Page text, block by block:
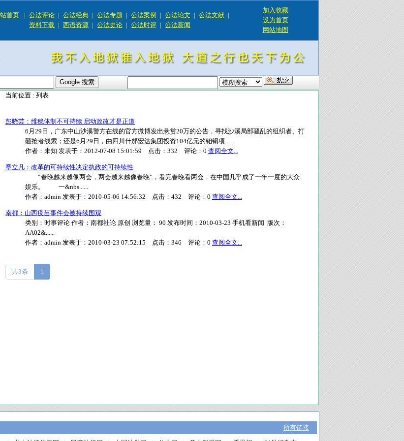
首页 | 公法评论 | 公法经典 | 公法专题 | 公法案例 | 公法论文 | 公法文献 |
资料下载 | 西语资源 | 公法史论 | 公法时评 | 公法新闻
加入收藏
设为首页
网站地图
当前位置 : 列表
彭晓芸：维稳体制不可持续 启动政改才是正道
6月29日，广东中山沙溪警方在线的官方微博发出悬赏20万的公告，寻找沙溪局部骚乱的组织者、打
砸抢者线索；还是6月29日，由四川什邡宏达集团投资104亿元的钼铜项......
作者： 未知 发表于： 2012-07-08 15:01:59 点击： 332 评论： 0 查阅全文...
章立凡：改革的可持续性决定执政的可持续性
“春晚越来越像两会，两会越来越像春晚”，看完春晚看两会，在中国几乎成了一年一度的大众
娱乐。 一&nbs......
作者： admin 发表于： 2010-05-06 14:56:32 点击： 432 评论： 0 查阅全文...
南都：山西疫苗事件会被持续围观
类别：时事评论 作者：南都社论 原创 浏览量： 90 发布时间：2010-03-23 手机看新闻 版次：
AA02&......
作者： admin 发表于： 2010-03-23 07:52:15 点击： 346 评论： 0 查阅全文...
共3条 1
所有链接 |